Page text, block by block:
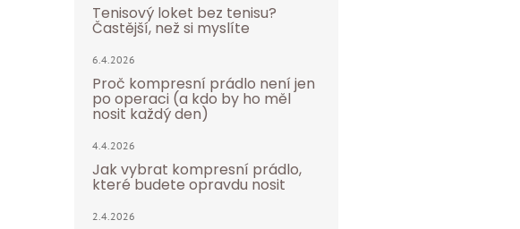
Tenisový loket bez tenisu?
Častější, než si myslíte
6.4.2026
Proč kompresní prádlo není jen
po operaci (a kdo by ho měl
nosit každý den)
4.4.2026
Jak vybrat kompresní prádlo,
které budete opravdu nosit
2.4.2026